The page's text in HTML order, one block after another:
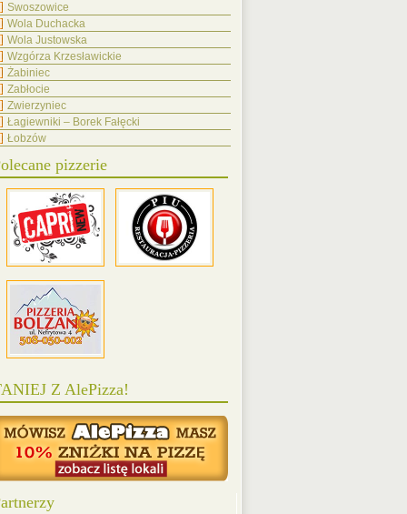
Swoszowice
Wola Duchacka
Wola Justowska
Wzgórza Krzesławickie
Żabiniec
Zabłocie
Zwierzyniec
Łagiewniki – Borek Fałęcki
Łobzów
pizzerie
Z AlePizza!